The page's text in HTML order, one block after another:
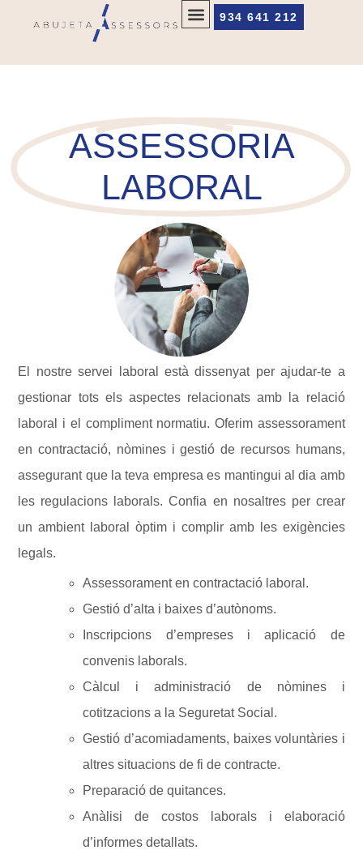
934 641 212
ASSESSORIA
LABORAL
El nostre servei laboral està dissenyat per ajudar-te a
gestionar tots els aspectes relacionats amb la relació
laboral i el compliment normatiu. Oferim assessorament
en contractació, nòmines i gestió de recursos humans,
assegurant que la teva empresa es mantingui al dia amb
les regulacions laborals. Confia en nosaltres per crear
un ambient laboral òptim i complir amb les exigències
legals.
Assessorament en contractació laboral.
Gestió d’alta i baixes d’autònoms.
Inscripcions d’empreses i aplicació de
convenis laborals.
Càlcul i administració de nòmines i
cotitzacions a la Seguretat Social.
Gestió d’acomiadaments, baixes voluntàries i
altres situacions de fi de contracte.
Preparació de quitances.
Anàlisi de costos laborals i elaboració
d’informes detallats.